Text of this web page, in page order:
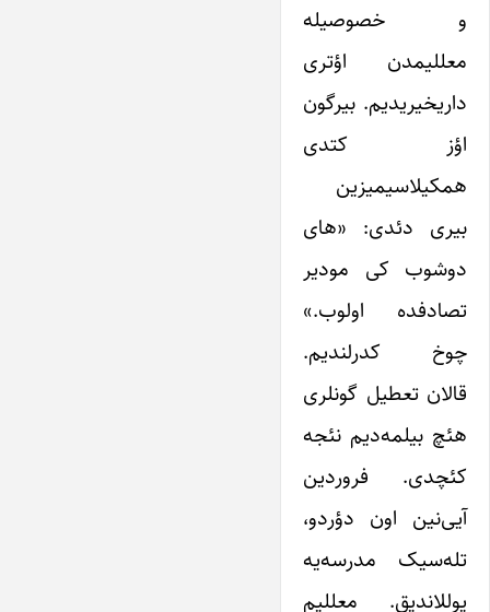
و خصوصیله
معللیمدن اؤتری
داریخیریدیم. بیرگون
اؤز کتدی
همکیلاسیمیزین
بیری دئدی: «های
دوشوب کی مودیر
تصادفده اولوب.»
چوخ کدرلندیم.
قالان تعطیل گونلری
هئچ بیلمه‌دیم نئجه
کئچدی. فروردین
آیی‌نین اون دؤردو،
تله‌سیک مدرسه‌یه
یوللاندیق. معللیم